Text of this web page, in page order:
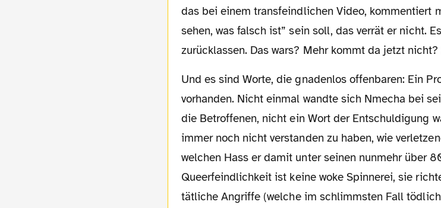
das bei einem transfeindlichen Video, kommentiert
sehen, was falsch ist” sein soll, das verrät er nicht.
zurücklassen. Das wars? Mehr kommt da jetzt
Und es sind Worte, die gnadenlos offenbaren: Ein Problembewusstsein ist nicht
vorhanden. Nicht einmal wandte sich Nmecha bei
die Betroffenen, nicht ein Wort der Entschuldigung
immer noch nicht verstanden zu haben, wie
welchen Hass er damit unter seinen nunmehr über
Queerfeindlichkeit ist keine woke Spinnerei, sie
tätliche Angriffe (welche im schlimmsten Fall